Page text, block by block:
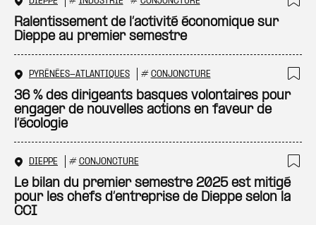
Ralentissement de l’activité économique sur
Dieppe au premier semestre
PYRÉNÉES-ATLANTIQUES # CONJONCTURE
36 % des dirigeants basques volontaires pour
engager de nouvelles actions en faveur de
l’écologie
DIEPPE # CONJONCTURE
Le bilan du premier semestre 2025 est mitigé
pour les chefs d’entreprise de Dieppe selon la
CCI